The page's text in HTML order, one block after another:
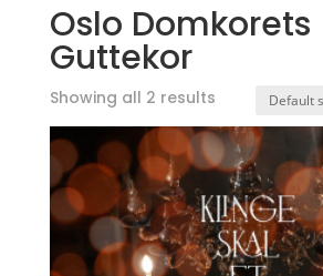
Oslo Domkorets
Guttekor
Showing all 2 results